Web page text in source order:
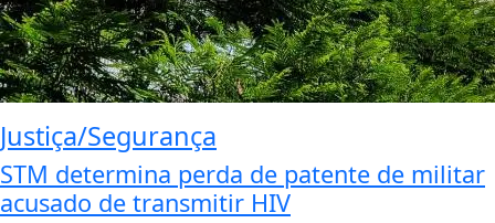
Justiça/Segurança
STM determina perda de patente de militar
acusado de transmitir HIV